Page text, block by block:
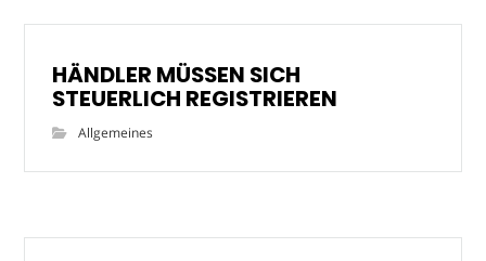
HÄNDLER MÜSSEN SICH
STEUERLICH REGISTRIEREN
Allgemeines